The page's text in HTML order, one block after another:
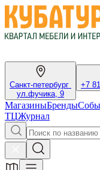
Санкт-петербург
ул.фучика, 9
+7
МагазиныБренды
ТЦЖурнал